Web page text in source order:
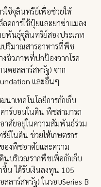
ใช้จุลินทรีย์เพื่อช่วยให้
ดการใช้ปุ๋ยและยาฆ่าแมลง
พันธุ์จุลินทรีย์สองประเภท
ปริมาณสารอาหารที่พืช
ชีวภาพที่ปกป้องจากโรค
ดอลลาร์สหรัฐ) จาก
และอื่นๆ
าเทคโนโลยีการกักเก็บ
าร์บอนในดิน พืชสามารถ
าศัยอยู่ในความสัมพันธ์ร่วม
ในดิน ช่วยให้เกษตรกร
องพืชอาศัยและความ
บริเวณรากพืชเพื่อกักเก็บ
น ได้รับเงินลงทุน 105
ลาร์สหรัฐ) ในรอบSeries B